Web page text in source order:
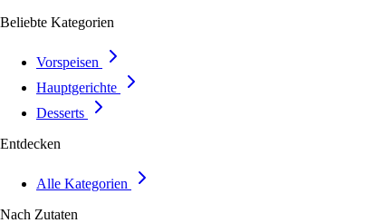
Beliebte Kategorien
Vorspeisen
Hauptgerichte
Desserts
Entdecken
Alle Kategorien
Nach Zutaten